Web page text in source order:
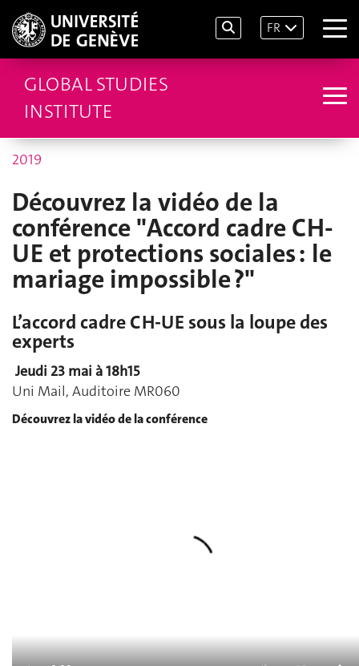
FR
GLOBAL STUDIES
INSTITUTE
2019
Découvrez la vidéo de la
conférence "Accord cadre CH-
UE et protections sociales : le
mariage impossible ?"
L’accord cadre CH-UE sous la loupe des
experts
Jeudi 23 mai à 18h15
Uni Mail, Auditoire MR060
Découvrez la vidéo de la conférence